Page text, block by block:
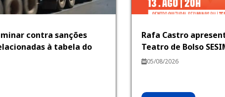
contra sanções
à tabela do
Rafa Castro
Teatro de Bolso
05/08/2026